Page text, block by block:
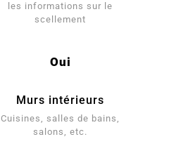
les informations sur le
scellement
Oui
Murs intérieurs
Cuisines, salles de bains,
salons, etc.